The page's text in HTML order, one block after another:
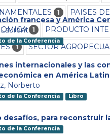
1 PAISES
1 PRODUCTO
1 SECTOR
francesa y América
de la Conferencia
internacionales y las
en América
Norberto
de la Conferencia Libro
desafíos, para reconstruir
de la Conferencia